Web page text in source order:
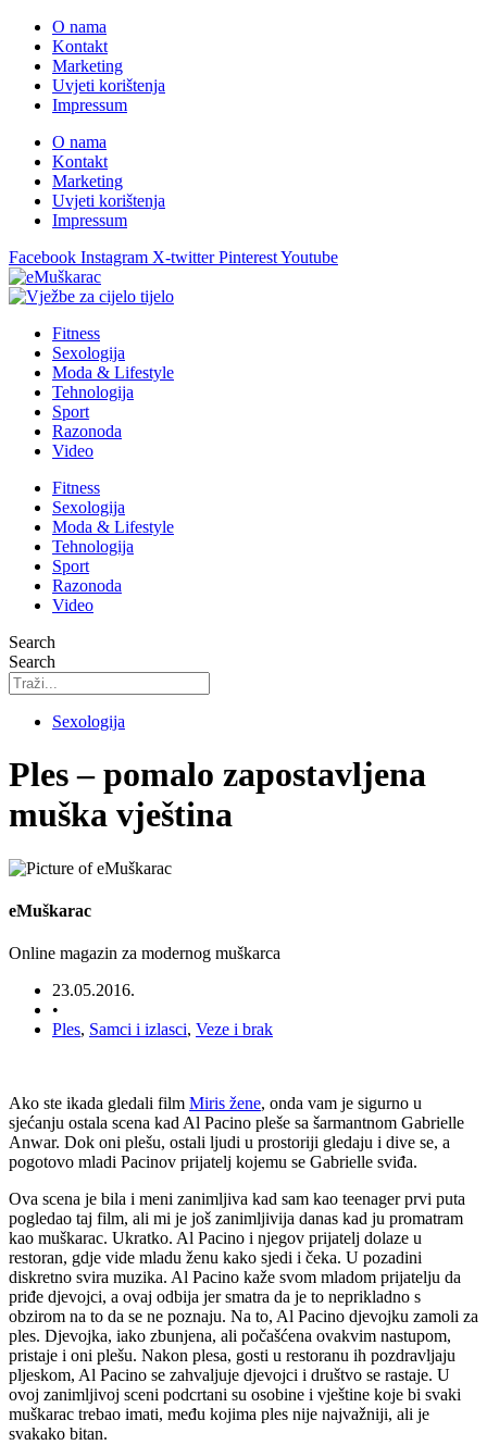
O nama
Kontakt
Marketing
Uvjeti korištenja
Impressum
O nama
Kontakt
Marketing
Uvjeti korištenja
Impressum
Facebook Instagram X-twitter PinterestYoutube
Fitness
Sexologija
Moda & Lifestyle
Tehnologija
Sport
Razonoda
Video
Fitness
Sexologija
Moda & Lifestyle
Tehnologija
Sport
Razonoda
Video
Search
Search
Sexologija
Ples – pomalo zapostavljena
muška vještina
eMuškarac
Online magazin za modernog muškarca
23.05.2016.
•
Ples, Samci i izlasci, Veze i brak
Ako ste ikada gledali film Miris žene, onda vam je sigurno u
sjećanju ostala scena kad Al Pacino pleše sa šarmantnom Gabrielle
Anwar. Dok oni plešu, ostali ljudi u prostoriji gledaju i dive se, a
pogotovo mladi Pacinov prijatelj kojemu se Gabrielle sviđa.
Ova scena je bila i meni zanimljiva kad sam kao teenager prvi puta
pogledao taj film, ali mi je još zanimljivija danas kad ju promatram
kao muškarac. Ukratko. Al Pacino i njegov prijatelj dolaze u
restoran, gdje vide mladu ženu kako sjedi i čeka. U pozadini
diskretno svira muzika. Al Pacino kaže svom mladom prijatelju da
priđe djevojci, a ovaj odbija jer smatra da je to neprikladno s
obzirom na to da se ne poznaju. Na to, Al Pacino djevojku zamoli za
ples. Djevojka, iako zbunjena, ali počašćena ovakvim nastupom,
pristaje i oni plešu. Nakon plesa, gosti u restoranu ih pozdravljaju
pljeskom, Al Pacino se zahvaljuje djevojci i društvo se rastaje. U
ovoj zanimljivoj sceni podcrtani su osobine i vještine koje bi svaki
muškarac trebao imati, među kojima ples nije najvažniji, ali je
svakako bitan.